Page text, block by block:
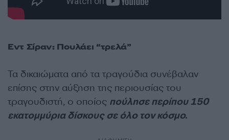
Εντ Σίραν: Πουλάει “τρελά”
Τα δικαιώματα από τα τραγούδια συνέβαλαν
επίσης στην αύξηση της περιουσίας του
τραγουδιστή, ο οποίος πούλησε περίπου 150
εκατομμύρια δίσκους σε όλο τον κόσμο.